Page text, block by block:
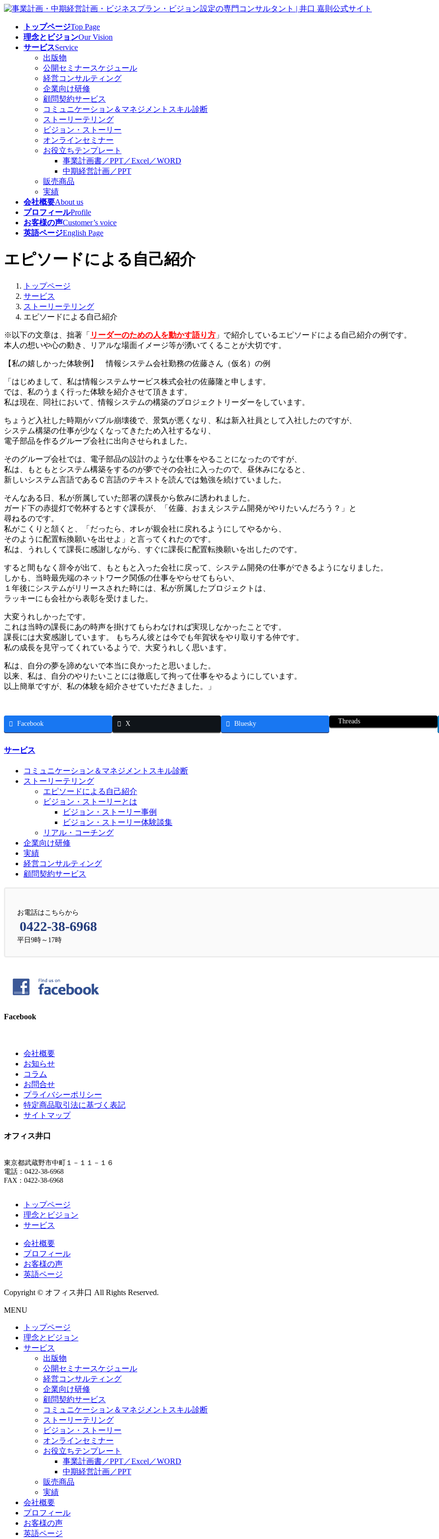
コ
ナ
トップページTop Page
理念とビジョンOur Vision
サービスService
出版物
公開セミナースケジュール
経営コンサルティング
企業向け研修
顧問契約サービス
コミュニケーション＆マネジメントスキル診断
ストーリーテリング
ビジョン・ストーリー
オンラインセミナー
お役立ちテンプレート
事業計画書／PPT／Excel／WORD
中期経営計画／PPT
販売商品
実績
会社概要About us
プロフィールProfile
お客様の声Customer’s voice
英語ページEnglish Page
エピソードによる自己紹介
トップページ
サービス
ストーリーテリング
エピソードによる自己紹介
※以下の文章は、拙著「 リーダーのための人を動かす語り方 」で紹介しているエピソードによる自己紹介の例です。
本人の想いや心の動き、リアルな場面イメージ等が湧いてくることが大切です。
【私の嬉しかった体験例】 情報システム会社勤務の佐藤さん（仮名）の例
「はじめまして、私は情報システムサービス株式会社の佐藤隆と申します。
では、私のうまく行った体験を紹介させて頂きます。
私は現在、同社において、情報システムの構築のプロジェクトリーダーをしています。
ちょうど入社した時期がバブル崩壊後で、景気が悪くなり、私は新入社員として入社したのですが、
システム構築の仕事が少なくなってきたため入社するなり、
電子部品を作るグループ会社に出向させられました。
そのグループ会社では、電子部品の設計のような仕事をやることになったのですが、
私は、もともとシステム構築をするのが夢でその会社に入ったので、昼休みになると、
新しいシステム言語であるＣ言語のテキストを読んでは勉強を続けていました。
そんなある日、私が所属していた部署の課長から飲みに誘われました。
ガード下の赤提灯で乾杯するとすぐ課長が、「佐藤、おまえシステム開発がやりたいんだろう？」と
尋ねるのです。
私がこくりと頷くと、「だったら、オレが親会社に戻れるようにしてやるから、
そのように配置転換願いを出せよ」と言ってくれたのです。
私は、うれしくて課長に感謝しながら、すぐに課長に配置転換願いを出したのです。
すると間もなく辞令が出て、もともと入った会社に戻って、システム開発の仕事ができるようになりました。
しかも、当時最先端のネットワーク関係の仕事をやらせてもらい、
１年後にシステムがリリースされた時には、私が所属したプロジェクトは、
ラッキーにも会社から表彰を受けました。
大変うれしかったです。
これは当時の課長にあの時声を掛けてもらわなければ実現しなかったことです。
課長には大変感謝しています。 もちろん彼とは今でも年賀状をやり取りする仲です。
私の成長を見守ってくれているようで、大変うれしく思います。
私は、自分の夢を諦めないで本当に良かったと思いました。
以来、私は、自分のやりたいことには徹底して拘って仕事をやるようにしています。
以上簡単ですが、私の体験を紹介させていただきました。」
Facebook X Bluesky Threads
サービス
コミュニケーション＆マネジメントスキル診断
ストーリーテリング
エピソードによる自己紹介
ビジョン・ストーリーとは
ビジョン・ストーリー事例
ビジョン・ストーリー体験談集
リアル・コーチング
企業向け研修
実績
経営コンサルティング
顧問契約サービス
お電話はこちらから
0422-38-6968
平日9時～17時
Facebook
会社概要
お知らせ
コラム
お問合せ
プライバシーポリシー
特定商品取引法に基づく表記
サイトマップ
オフィス井口
東京都武蔵野市中町１－１１－１６
電話：0422-38-6968
FAX：0422-38-6968
トップページ
理念とビジョン
サービス
会社概要
プロフィール
お客様の声
英語ページ
Copyright © オフィス井口 All Rights Reserved.
MENU
トップページ
理念とビジョン
サービス
出版物
公開セミナースケジュール
経営コンサルティング
企業向け研修
顧問契約サービス
コミュニケーション＆マネジメントスキル診断
ストーリーテリング
ビジョン・ストーリー
オンラインセミナー
お役立ちテンプレート
事業計画書／PPT／Excel／WORD
中期経営計画／PPT
販売商品
実績
会社概要
プロフィール
お客様の声
英語ページ